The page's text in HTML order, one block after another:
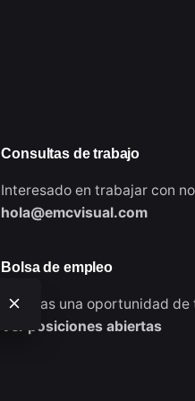
Consultas de trabajo
Interesado en trabajar con
hola@emcvisual.com
Bolsa de empleo
¿Buscas una oportunidad
Ver posiciones abiertas